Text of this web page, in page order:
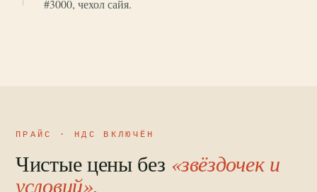
#3000, чехол сайя.
ПРАЙС · НДС ВКЛЮЧЁН
Чистые цены без «звёздочек и
условий».